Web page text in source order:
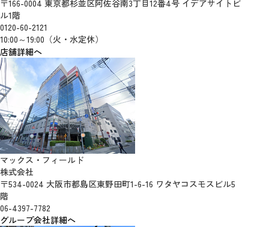
〒166-0004 東京都杉並区阿佐谷南3丁目12番4号 イデアサイトビ
ル1階
0120-60-2121
10:00～19:00（火・水定休）
店舗詳細へ
マックス・フィールド
株式会社
〒534-0024 大阪市都島区東野田町1-6-16 ワタヤコスモスビル5
階
06-4397-7782
グループ会社詳細へ